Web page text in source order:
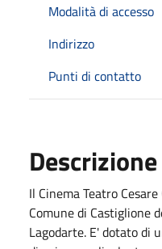
Modalità di accesso
Indirizzo
Punti di contatto
Descrizione
Il Cinema Teatro
Comune di Castiglione
Lagodarte. E' dotato di